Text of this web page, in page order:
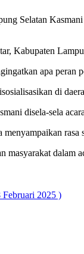
Kasmani
Kabupaten
apa peran
di
disela-sela
masyarakat dalam
Februari 2025 )